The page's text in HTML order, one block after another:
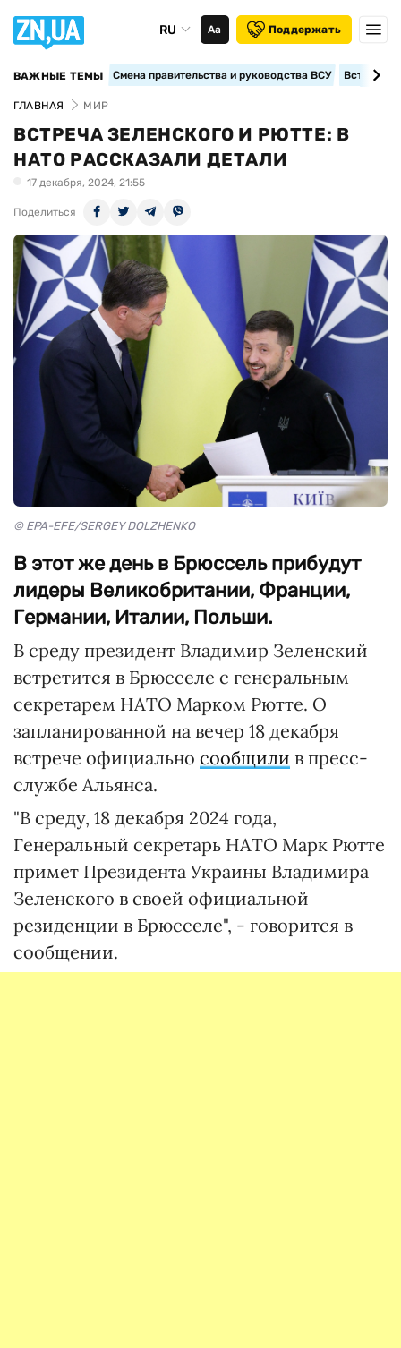
RU Аа Поддержать
ВАЖНЫЕ ТЕМЫ Смена правительства и руководства ВСУ
ГЛАВНАЯ МИР
ВСТРЕЧА ЗЕЛЕНСКОГО И РЮТТЕ: В
НАТО РАССКАЗАЛИ ДЕТАЛИ
17 декабря, 2024, 21:55
Поделиться
© EPA-EFE/SERGEY DOLZHENKO
В этот же день в Брюссель прибудут
лидеры Великобритании, Франции,
Германии, Италии, Польши.
В среду президент Владимир Зеленский
встретится в Брюсселе с генеральным
секретарем НАТО Марком Рютте. О
запланированной на вечер 18 декабря
встрече официально сообщили в пресс-
службе Альянса.
"В среду, 18 декабря 2024 года,
Генеральный секретарь НАТО Марк Рютте
примет Президента Украины Владимира
Зеленского в своей официальной
резиденции в Брюсселе", - говорится в
сообщении.